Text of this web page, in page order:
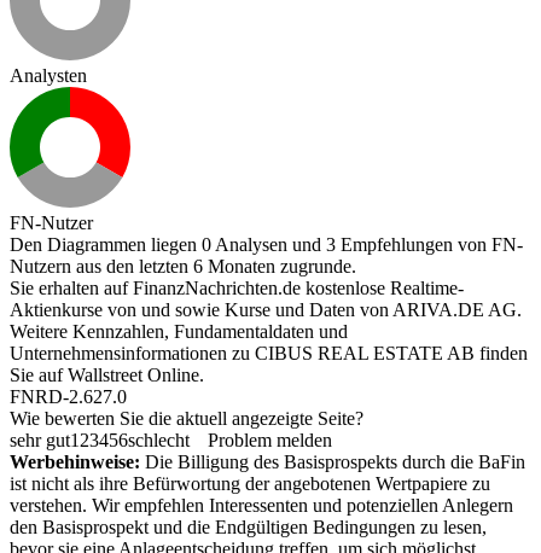
Analysten
FN-Nutzer
Den Diagrammen liegen 0 Analysen und 3 Empfehlungen von FN-
Nutzern aus den letzten 6 Monaten zugrunde.
Sie erhalten auf FinanzNachrichten.de kostenlose Realtime-
Aktienkurse von und sowie Kurse und Daten von ARIVA.DE AG.
Weitere Kennzahlen, Fundamentaldaten und
Unternehmensinformationen zu CIBUS REAL ESTATE AB finden
Sie aufWallstreet Online.
FNRD-2.627.0
Wie bewerten Sie die aktuell angezeigte Seite?
sehr gut1 23456schlecht
Problem melden
Werbehinweise: Die Billigung des Basisprospekts durch die BaFin
ist nicht als ihre Befürwortung der angebotenen Wertpapiere zu
verstehen. Wir empfehlen Interessenten und potenziellen Anlegern
den Basisprospekt und die Endgültigen Bedingungen zu lesen,
bevor sie eine Anlageentscheidung treffen, um sich möglichst